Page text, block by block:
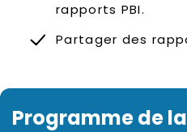
rapports PBI.
Partager des
Programme de